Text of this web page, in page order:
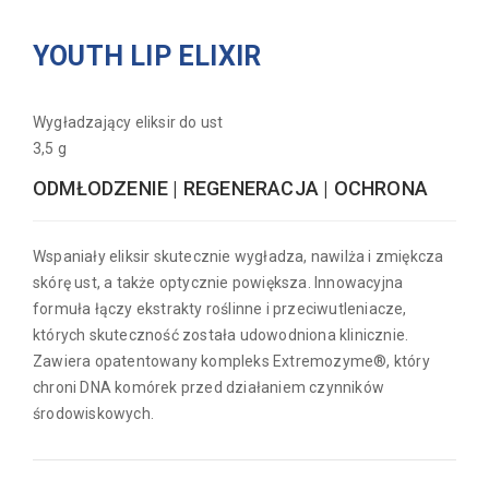
YOUTH LIP ELIXIR
Wygładzający eliksir do ust
3,5 g
ODMŁODZENIE | REGENERACJA | OCHRONA
Wspaniały eliksir skutecznie wygładza, nawilża i zmiękcza
skórę ust, a także optycznie powiększa. Innowacyjna
formuła łączy ekstrakty roślinne i przeciwutleniacze,
których skuteczność została udowodniona klinicznie.
Zawiera opatentowany kompleks Extremozyme®, który
chroni DNA komórek przed działaniem czynników
środowiskowych.